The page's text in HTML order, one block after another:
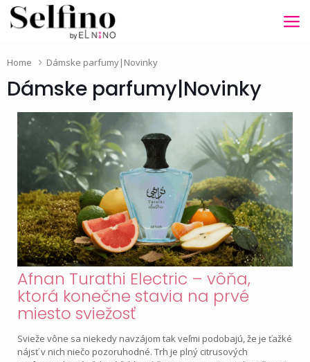
Home Dámske parfumy|Novinky
Dámske parfumy|Novinky
Afnan Turathi Electric – vôňa,
ktorá konečne stavia na prvé
miesto sviežosť
Svieže vône sa niekedy navzájom tak veľmi podobajú, že je ťažké
nájsť v nich niečo pozoruhodné. Trh je plný citrusových